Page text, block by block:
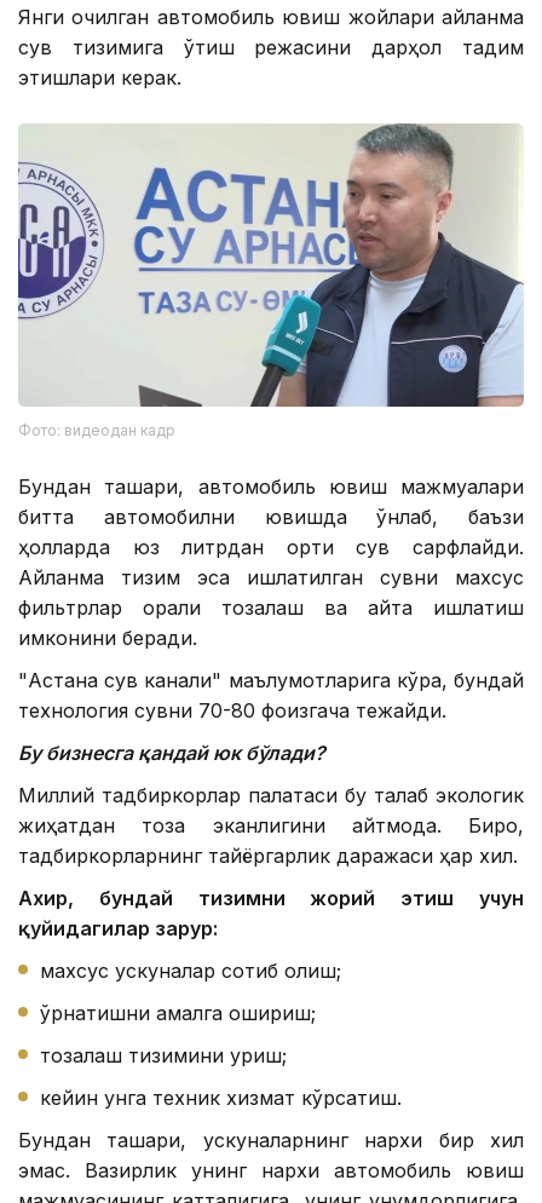
Янги очилган автомобиль ювиш жойлари айланма
сув тизимига ўтиш режасини дарҳол тақдим
этишлари керак.
Фото: видеодан кадр
Бундан ташқари, автомобиль ювиш мажмуалари
битта автомобилни ювишда ўнлаб, баъзи
ҳолларда юз литрдан ортиқ сув сарфлайди.
Айланма тизим эса ишлатилган сувни махсус
фильтрлар орқали тозалаш ва қайта ишлатиш
имконини беради.
"Астана сув канали" маълумотларига кўра, бундай
технология сувни 70-80 фоизгача тежайди.
Бу бизнесга қандай юк бўлади?
Миллий тадбиркорлар палатаси бу талаб экологик
жиҳатдан тоза эканлигини айтмоқда. Бироқ,
тадбиркорларнинг тайёргарлик даражаси ҳар хил.
Ахир, бундай тизимни жорий этиш учун
қуйидагилар зарур:
махсус ускуналар сотиб олиш;
ўрнатишни амалга ошириш;
тозалаш тизимини қуриш;
кейин унга техник хизмат кўрсатиш.
Бундан ташқари, ускуналарнинг нархи бир хил
эмас. Вазирлик унинг нархи автомобиль ювиш